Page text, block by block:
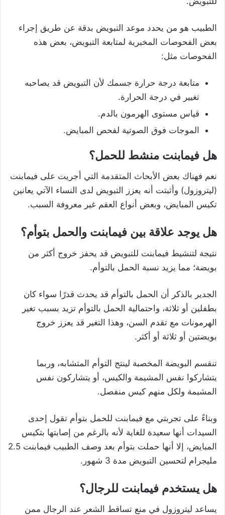
الطبيب هو من يحدد موعد التبويض بدقة عن طريق إجراء
بعض الفحوصات المخبرية لمتابعة التبويض، بعض هذه
الفحوصات مثل:
متابعة درجة حرارة جسمك لأن التبويض قد يصاحبه
تغيير في درجة الحرارة.
قياس مستوى الهرمون بالدم.
الموجات فوق الصوتية لفحص المبايض.
هل فيمابنت منشط للحمل؟
نعم فهناك بعض الأبحاث المتقدمة التي أجريت على فيمابنت
(ليتروزول) وأثبتت أنه يعزز التبويض لدى النساء الآتي يعانين
تكيس المبايض، وبعض أنواع العقم غير معروفة السبب.
هل يوجد علاقة بين فيمابنت والحمل بتوأم؟
نتيجة لتنشيط فيمابنت للتبويض قد يحفز خروج أكثر من
بويضة؛ مما يزيد نسبة الحمل بالتوأم.
الجدير بالذكر أن الحمل بالتوأم قد يحدث قدرًا سواء كان
بطفلين أو ثلاثة، واحتمالية الحمل بالتوأم تزيد بسبب تغير
الهرمونات مع تقدم السن، وهذا التغير قد يعزز خروج
بويضتين أو ثلاثة أو أكثر.
تنقسم البويضة المخصبة لينتج التوأم المتشابه، وربما
يتشاركوا نفس المشيمة والكيس، أو يتشاركون نفس
المشيمة ولكل منهم كيس منفصل.
وبناءً على تجربتي مع فيمابنت للحمل بتوأم تقول إحدى
السيدات أنها سعيدة للغاية لأنه بالرغم من إصابتها بتكيس
المبايض، إلا أنها حملت بتوأم بعد وصف الطبيب فيمابنت 2.5
مليجرام لتحسين التبويض مدة 3 شهور.
هل يستخدم فيمابنت للرجال؟
يساعد ليتروزول في منع تساقط الشعر عند الرجال ممن